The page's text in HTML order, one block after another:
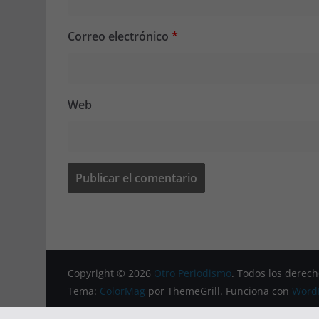
Correo electrónico *
Web
Copyright © 2026 Otro Periodismo. Todos los
Tema: ColorMag por ThemeGrill. Funciona con